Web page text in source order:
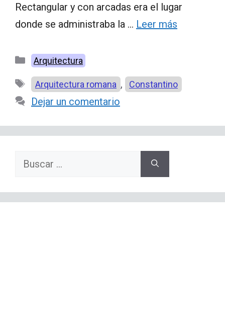
Rectangular y con arcadas era el lugar
donde se administraba la … Leer más
Categorías
Arquitectura
Etiquetas
Arquitectura romana , Constantino
Dejar un comentario
Buscar: